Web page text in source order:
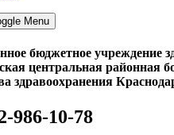
Menu
бюджетное учреждение
центральная районная
здравоохранения
986-10-78